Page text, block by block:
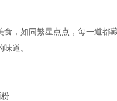
食，如同繁星点点，每一道都
道。